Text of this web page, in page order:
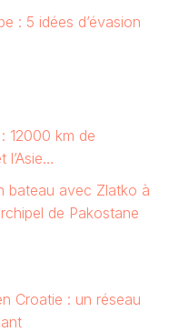
: 5 idées d’évasion
12000 km de
l’Asie…
bateau avec Zlatko à
de Pakostane
Croatie : un réseau